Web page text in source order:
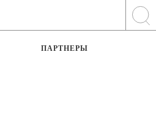
ПАРТНЕРЫ